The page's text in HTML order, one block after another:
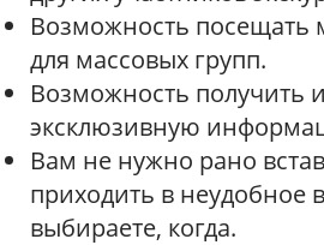
Возможность посещать
для массовых групп.
Возможность получить
эксклюзивную
Вам не нужно рано
приходить в неудобное
выбираете, когда.